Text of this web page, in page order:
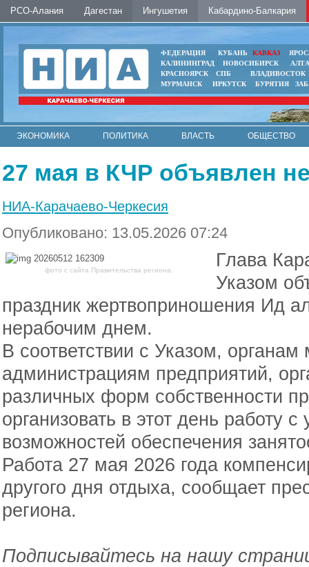
РСО-Алания Дагестан Ингушетия Кабардино-Балкария
ФЕДЕРАЦИЯ КУБАНЬ КАВКАЗ
КАЛИНИНГРАД
НОВОСИБИРСК
КРАСНОЯРСК
СПБ
ВЛАДИВОСТОК
МУРМАНСК
ИРКУТСК БУРЯТИЯ
ЭКОНОМИКА ПОЛИТИКА ВЛАСТЬ
ОБЩЕСТВО
27 мая в КЧР объявлен
НИА-Карачаево-Черкесия
Опубликовано: 13.05.2026 07:24
фото с сайта Правительства региона.
Глава
Указом
праздник жертвоприношения Ид
нерабочим днем.
В соответствии с Указом,
администрациям предприятий,
различных форм собственности
организовать в этот день работу
возможностей обеспечения
Работа 27 мая 2026 года
другого дня отдыха, сообщает
региона.
Подписывайтесь на нашу